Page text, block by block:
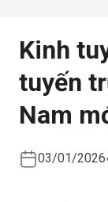
Kinh
tuyến
Nam
03/01/2026